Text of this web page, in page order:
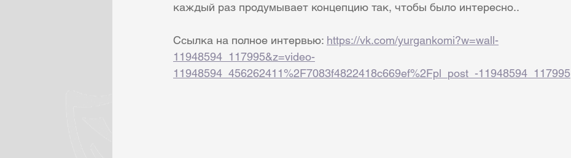
каждый раз продумывает концепцию так, чтобы было интересно..
Ссылка на полное интервью: https://vk.com/yurgankomi?w=wall-
11948594_117995&z=video-
11948594_456262411%2F7083f4822418c669ef%2Fpl_post_-11948594_117995